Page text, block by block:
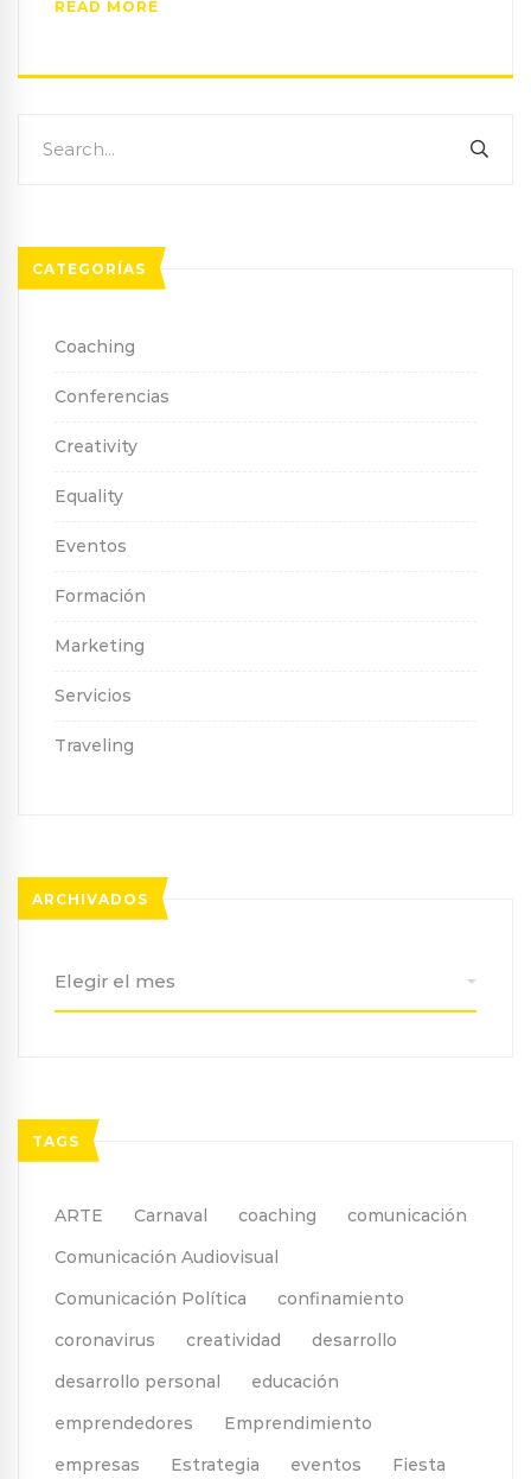
READ MORE
for:
CATEGORÍAS
Coaching
Conferencias
Creativity
Equality
Eventos
Formación
Marketing
Servicios
Traveling
ARCHIVADOS
TAGS
ARTE Carnaval coaching
comunicación
Comunicación Audiovisual
Comunicación Política
confinamiento
coronavirus
creatividad
desarrollo
desarrollo personal
educación
emprendedores
Emprendimiento
empresas
Estrategia eventos
Fiesta